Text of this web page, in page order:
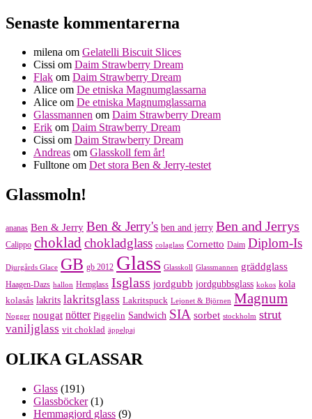
Senaste kommentarerna
milena om Gelatelli Biscuit Slices
Cissi om Daim Strawberry Dream
Flak om Daim Strawberry Dream
Alice om De etniska Magnumglassarna
Alice om De etniska Magnumglassarna
Glassmannen om Daim Strawberry Dream
Erik om Daim Strawberry Dream
Cissi om Daim Strawberry Dream
Andreas om Glasskoll fem år!
Fulltone om Det stora Ben & Jerry-testet
Glassmoln!
ananas Ben & Jerry Ben & Jerry's ben and jerry Ben and Jerrys
Calippo choklad chokladglass colaglass Cornetto Daim Diplom-Is
Djurgårds Glace GB gb 2012 Glass Glasskoll Glassmannen gräddglass
Haagen-Dazs hallon Hemglass Isglass jordgubb jordgubbsglass kokos kola
kolasås lakrits lakritsglass Lakritspuck Lejonet & Björnen Magnum
Nogger nougat nötter Piggelin Sandwich SIA sorbet stockholm strut
vaniljglass vit choklad äppelpaj
OLIKA GLASSAR
Glass (191)
Glassböcker(1)
Hemmagjord glass (9)